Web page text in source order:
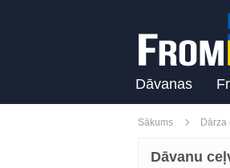
Dāvanas
Sākums Dārza
Dāvanu